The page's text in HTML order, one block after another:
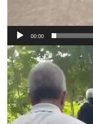
00:00
Trình
chơi
Video